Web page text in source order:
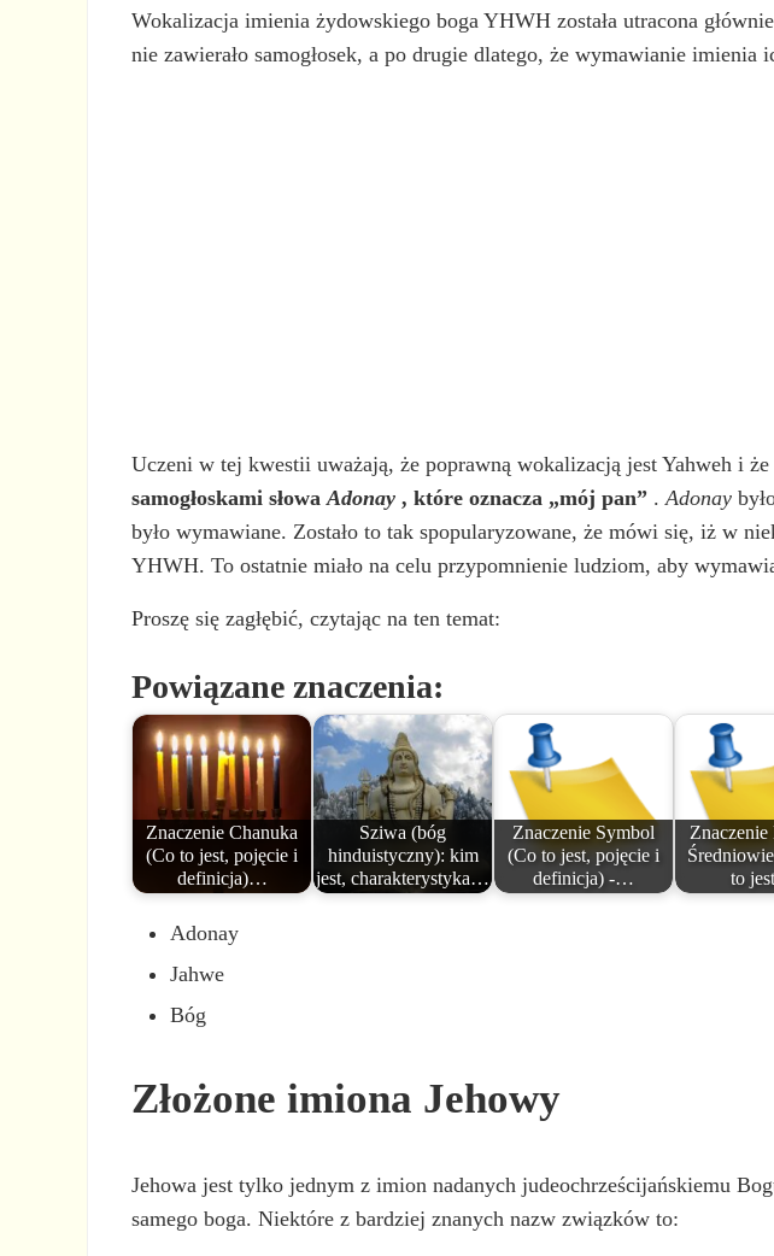
Wokalizacja imienia żydowskiego boga YHWH została utracona
nie zawierało samogłosek, a po drugie dlatego, że wymawianie imienia
Uczeni w tej kwestii uważają, że poprawną wokalizacją jest Yahweh i że
samogłoskami słowaAdonay , które oznacza „mój pan” .Adonay
było wymawiane. Zostało to tak spopularyzowane, że mówi się, iż w
YHWH. To ostatnie miało na celu przypomnienie ludziom, aby
Proszę się zagłębić, czytając na ten temat:
Powiązane znaczenia:
Znaczenie Chanuka
(Co to jest, pojęcie i
definicja)…
Sziwa (bóg
hinduistyczny): kim
jest, charakterystyka…
Znaczenie Symbol
(Co to jest, pojęcie i
definicja) -…
to
Adonay
Jahwe
Bóg
Złożone imiona Jehowy
Jehowa jest tylko jednym z imion nadanych judeochrześcijańskiemu
samego boga. Niektóre z bardziej znanych nazw związków to: